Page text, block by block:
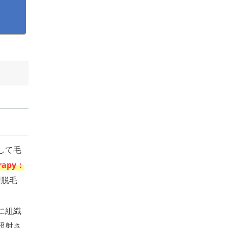
て毛
：
毛
組織